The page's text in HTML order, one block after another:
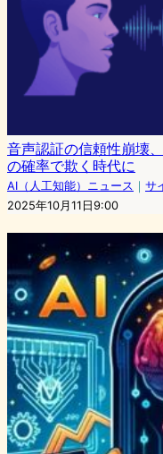
音声認証の信頼性崩壊
の確率で欺く時代に
AI（人工知能）ニュース ｜ サ
2025年10月11日9:00